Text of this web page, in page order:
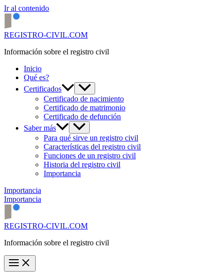
Ir al contenido
REGISTRO-CIVIL.COM
Información sobre el registro civil
Inicio
Qué es?
Certificados
Certificado de nacimiento
Certificado de matrimonio
Certificado de defunción
Saber más
Para qué sirve un registro civil
Características del registro civil
Funciones de un registro civil
Historia del registro civil
Importancia
Importancia
Importancia
REGISTRO-CIVIL.COM
Información sobre el registro civil